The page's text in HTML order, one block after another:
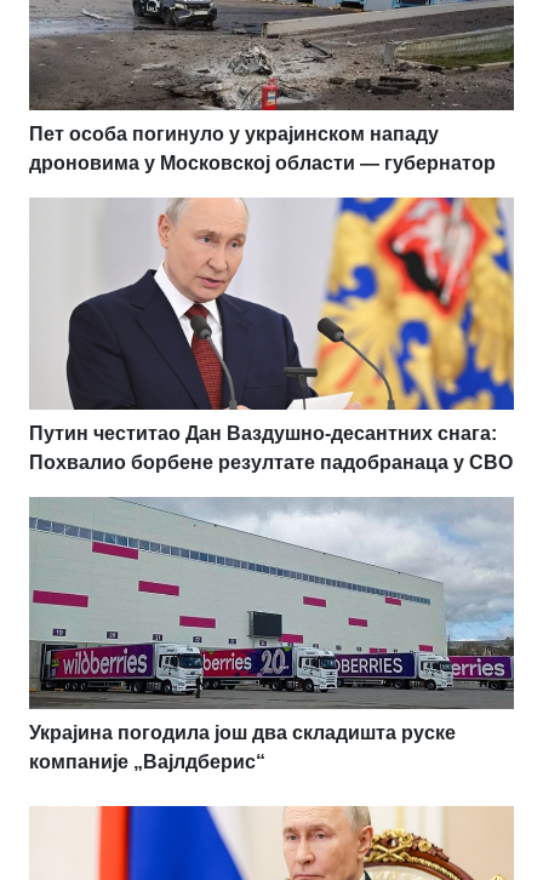
Пет особа погинуло у украјинском нападу
дроновима у Московској области — губернатор
Путин честитао Дан Ваздушно-десантних снага:
Похвалио борбене резултате падобранаца у СВО
Украјина погодила још два складишта руске
компаније „Вајлдберис“